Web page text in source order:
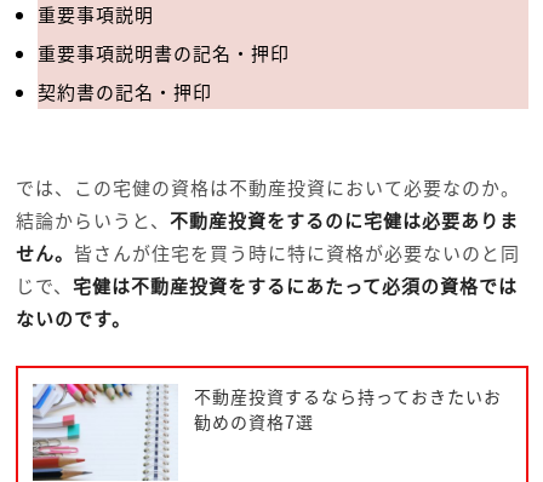
重要事項説明
重要事項説明書の記名・押印
契約書の記名・押印
では、この宅健の資格は不動産投資において必要なのか。
結論からいうと、 不動産投資をするのに宅健は必要ありま
せん。 皆さんが住宅を買う時に特に資格が必要ないのと同
じで、 宅健は不動産投資をするにあたって必須の資格では
ないのです。
不動産投資するなら持っておきたいお
勧めの資格7選